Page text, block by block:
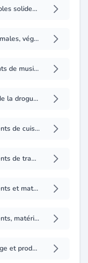
Commerce de gros des combustibles solides, liquides et gazeux
Commerce de gros des huiles animales, végétales et autres corps gras
Commerce de gros des instruments de musique, articles et fournitures liés aux activités artistiques
Commerce de gros des produits de la droguerie, produits d'hygiène, d'entretien domestique, professionnel et autres produits similaires
Commerce de gros des équipements de cuisine, de boulangerie et équipements de magasins
Commerce de gros des équipements de transports, de manutention et de machines utilisées dans l'industrie
Commerce de gros des équipements et matériel pour la blanchisserie, équipements pour hôtels, cafés et restaurants
Commerce de gros des équipements, matériels et produits liés au domaine des hydrocarbures
Commerce de gros du bois, du liège et produits dérivés